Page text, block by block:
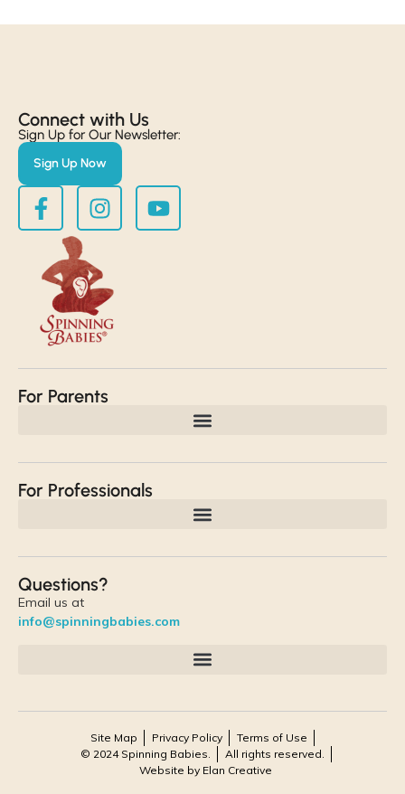
Connect with Us​
Sign Up for Our Newsletter:
Sign Up Now
For Parents
For Professionals
Questions?
Email us at
info@spinningbabies.com
Site Map Privacy Policy
Terms of Use
© 2024 Spinning Babies.
All rights reserved.
Website by Elan Creative